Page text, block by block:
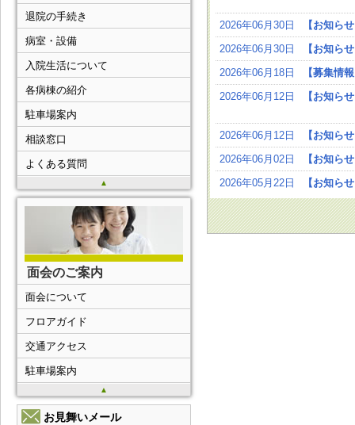
2026年06月30日
【お知ら
2026年06月30日
【お知ら
2026年06月18日
【募集情
2026年06月12日
【お知ら
2026年06月12日
【お知ら
2026年06月02日
【お知ら
2026年05月22日
【お知ら
▲
退院の手続き
病室・設備
入院生活について
各病棟の紹介
駐車場案内
相談窓口
よくある質問
面会のご案内
▲
面会について
フロアガイド
交通アクセス
駐車場案内
お見舞いメール